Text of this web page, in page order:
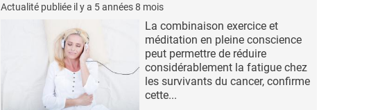
Actualité publiée il y a 5 années 8 mois
La combinaison exercice et
méditation en pleine conscience
peut permettre de réduire
considérablement la fatigue chez
les survivants du cancer, confirme
cette...